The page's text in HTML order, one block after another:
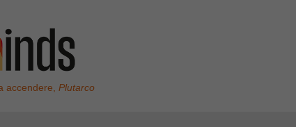
accendere, Plutarco